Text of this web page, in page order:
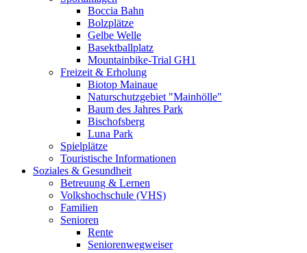
Boccia Bahn
Bolzplätze
Gelbe Welle
Basektballplatz
Mountainbike-Trial GH1
Freizeit & Erholung
Biotop Mainaue
Naturschutzgebiet "Mainhölle"
Baum des Jahres Park
Bischofsberg
Luna Park
Spielplätze
Touristische Informationen
Soziales & Gesundheit
Betreuung & Lernen
Volkshochschule (VHS)
Familien
Senioren
Rente
Seniorenwegweiser